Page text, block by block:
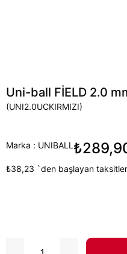
Uni-ball FİELD 2.0
(UNI2.0UCKIRMIZI)
Marka : UNIBALL
₺38,23 `den başlayan